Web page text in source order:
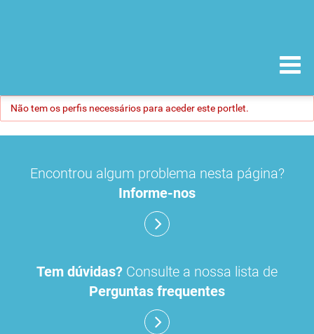
Não tem os perfis necessários para aceder este portlet.
Encontrou algum problema nesta página?
Informe-nos
Tem dúvidas? Consulte a nossa lista de
Perguntas frequentes